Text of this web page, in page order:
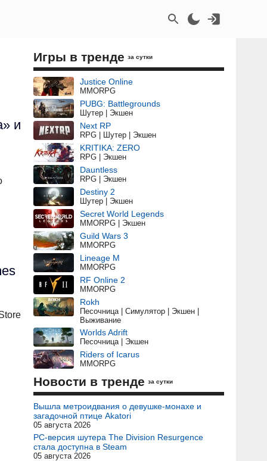
и
Игры в тренде за сутки
Justice Online
MMORPG
PUBG: Battlegrounds
Шутер | Экшен
Next RP
RPG | Шутер | Экшен
KRITIKA: ZERO
RPG | Экшен
Dauntless
RPG | Экшен
Destiny 2
Шутер | Экшен
Secret World Legends
MMORPG | Экшен
Guild Wars 3
MMORPG
Lineage M
MMORPG
RF Online 2
MMORPG
Rokh
Песочница | Симулятор | Экшен |
Выживание
Worlds Adrift
Песочница | Экшен
Riders of Icarus
MMORPG
Новости в тренде за сутки
Вышла метроидвания о девушке-монахе и
загадочной птице Akatori
05 августа 2026
PC-версия шутера The Division Resurgence
стала доступна в Steam
05 августа 2026